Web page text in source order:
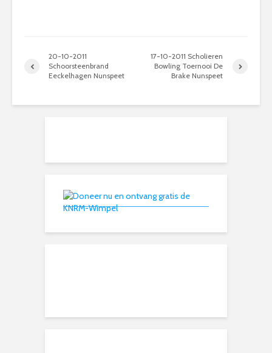
20-10-2011
Schoorsteenbrand
Eeckelhagen Nunspeet
17-10-2011 Scholieren
Bowling Toernooi De
Brake Nunspeet